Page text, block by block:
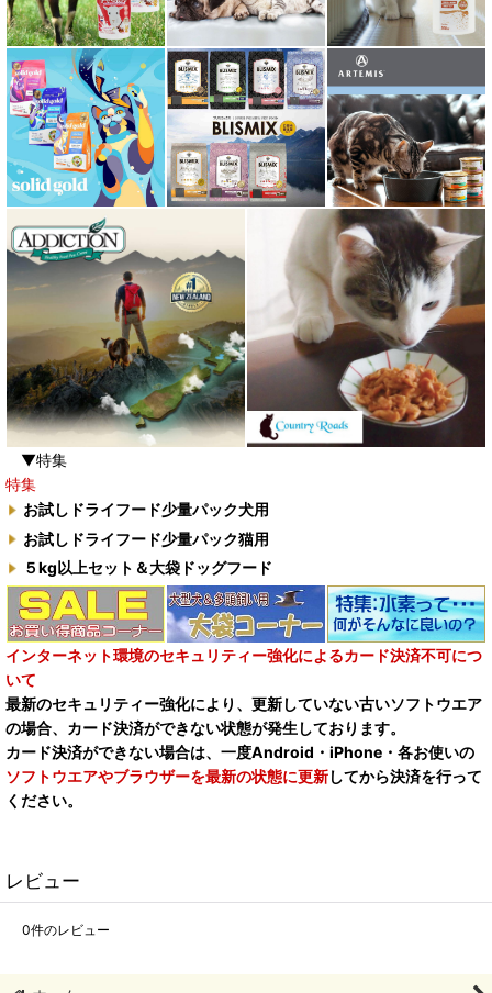
▼特集
特集
お試しドライフード少量パック犬用
お試しドライフード少量パック猫用
５kg以上セット＆大袋ドッグフード
インターネット環境のセキュリティー強化によるカード決済不可につ
いて
最新のセキュリティー強化により、更新していない古いソフトウエア
の場合、カード決済ができない状態が発生しております。
カード決済ができない場合は、一度Android・iPhone・各お使いの
ソフトウエアやブラウザーを最新の状態に更新してから決済を行って
ください。
レビュー
0件のレビュー